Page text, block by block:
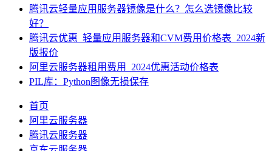
腾讯云轻量应用服务器镜像是什么？怎么选镜像比较
好？
腾讯云优惠_轻量应用服务器和CVM费用价格表_2024新
版报价
阿里云服务器租用费用_2024优惠活动价格表
PIL库：Python图像无损保存
首页
阿里云服务器
腾讯云服务器